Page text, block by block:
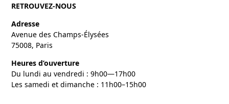
RETROUVEZ-NOUS
Adresse
Avenue des Champs-Élysées
75008, Paris
Heures d’ouverture
Du lundi au vendredi : 9h00—17h00
Les samedi et dimanche : 11h00–15h00